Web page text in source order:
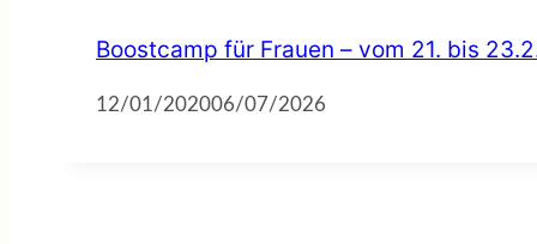
Boostcamp für Frauen – vom 21. bis
12/01/202006/07/2026